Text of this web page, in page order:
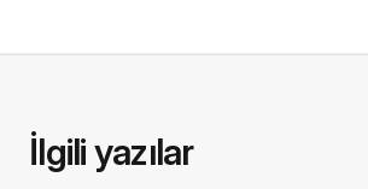
İlgili yazılar